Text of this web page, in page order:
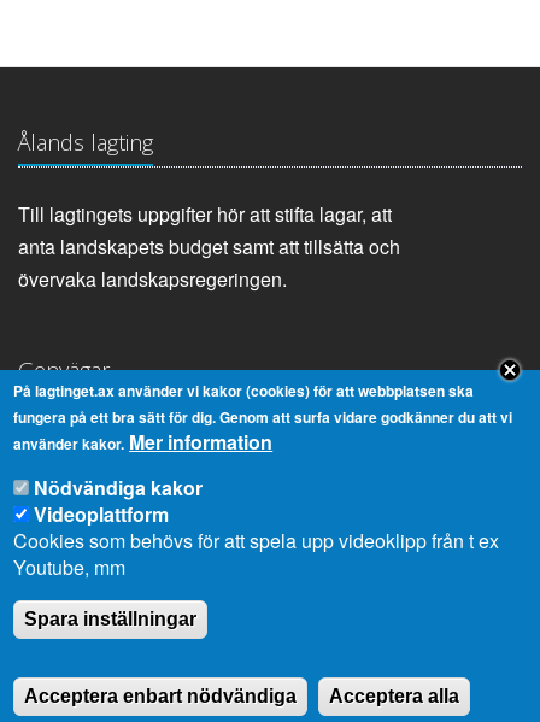
Ålands lagting
Till lagtingets uppgifter hör att stifta lagar, att
anta landskapets budget samt att tillsätta och
övervaka landskapsregeringen.
Genvägar
Lagtingsbiblioteket
Youtube
Extranät
Om cookies
Dataskydd
Kontaktuppgifter
Strandgatan 37, AX-22100 Mariehamn
På lagtinget.ax använder vi kakor (cookies) för att webbplatsen ska
fungera på ett bra sätt för dig. Genom att surfa vidare godkänner du att vi
använder kakor. Mer information
Nödvändiga kakor
Videoplattform
Cookies som behövs för att spela upp videoklipp från t ex
Youtube, mm
Spara inställningar
Acceptera enbart nödvändiga Acceptera alla